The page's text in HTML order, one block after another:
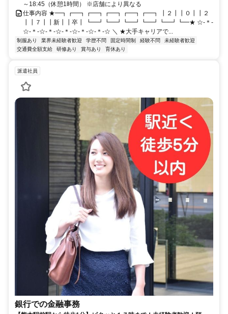
～18:45（休憩1時間） ※店舗により異なる
仕事内容 ★━┓┏━┓┏━┓┏━┓┏━┓┏━┓ ┃２┃┃０┃┃２
┃┃７┃┃新┃┃卒┃ ┗━┛┗━┛┗━┛┗━┛┗━┛┗━★ ☆-＊-
☆-＊-☆-＊-☆-＊-☆-＊-☆-＊-☆ ＼ ★大手キャリアで...
制服あり 業界未経験者歓迎 学歴不問 固定時間制 経験不問
未経験者歓迎
交通費全額支給
研修あり 賞与あり 育休あり
派遣社員
銀行での金融事務